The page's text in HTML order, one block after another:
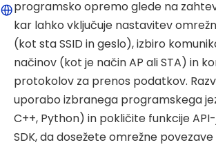
programsko opremo glede na
kar lahko vključuje nastavitev
(kot sta SSID in geslo), izbiro
načinov (kot je način AP ali STA) in
protokolov za prenos podatkov.
uporabo izbranega programskega
C++, Python) in pokličite funkcije
SDK, da dosežete omrežne povezave